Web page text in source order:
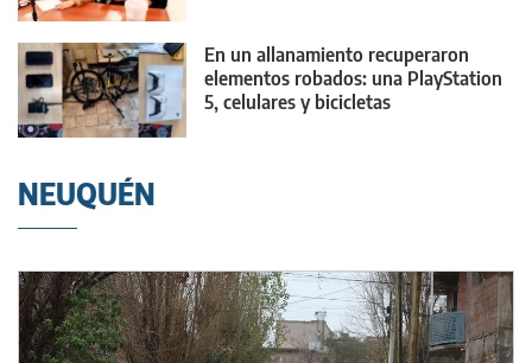
En un allanamiento recuperaron
elementos robados: una PlayStation
5, celulares y bicicletas
NEUQUÉN